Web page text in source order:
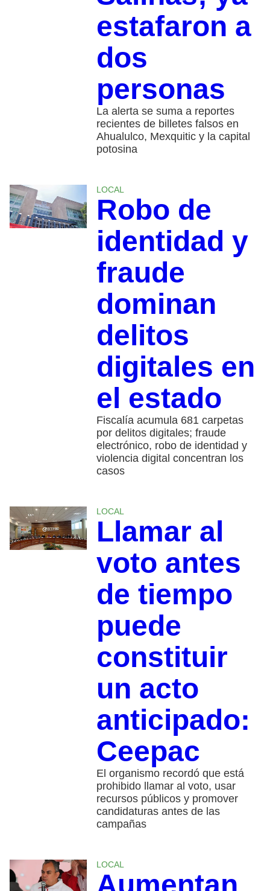
estafaron a
dos
personas
La alerta se suma a reportes
recientes de billetes falsos en
Ahualulco, Mexquitic y la capital
potosina
LOCAL
Robo de
identidad y
fraude
dominan
delitos
digitales en
el estado
Fiscalía acumula 681 carpetas
por delitos digitales; fraude
electrónico, robo de identidad y
violencia digital concentran los
casos
LOCAL
Llamar al
voto antes
de tiempo
puede
constituir
un acto
anticipado:
Ceepac
El organismo recordó que está
prohibido llamar al voto, usar
recursos públicos y promover
candidaturas antes de las
campañas
LOCAL
Aumentan